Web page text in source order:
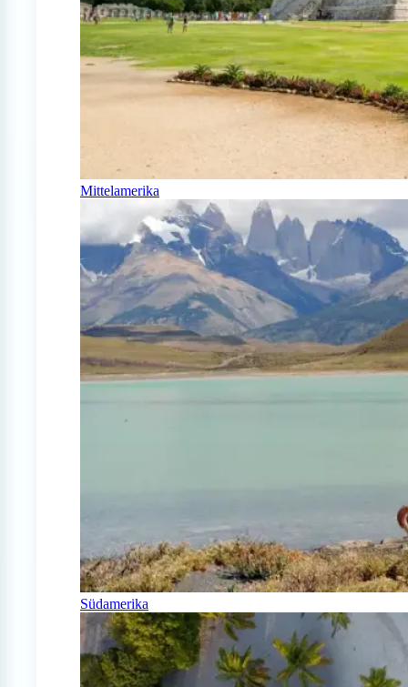
Mittelamerika
Südamerika